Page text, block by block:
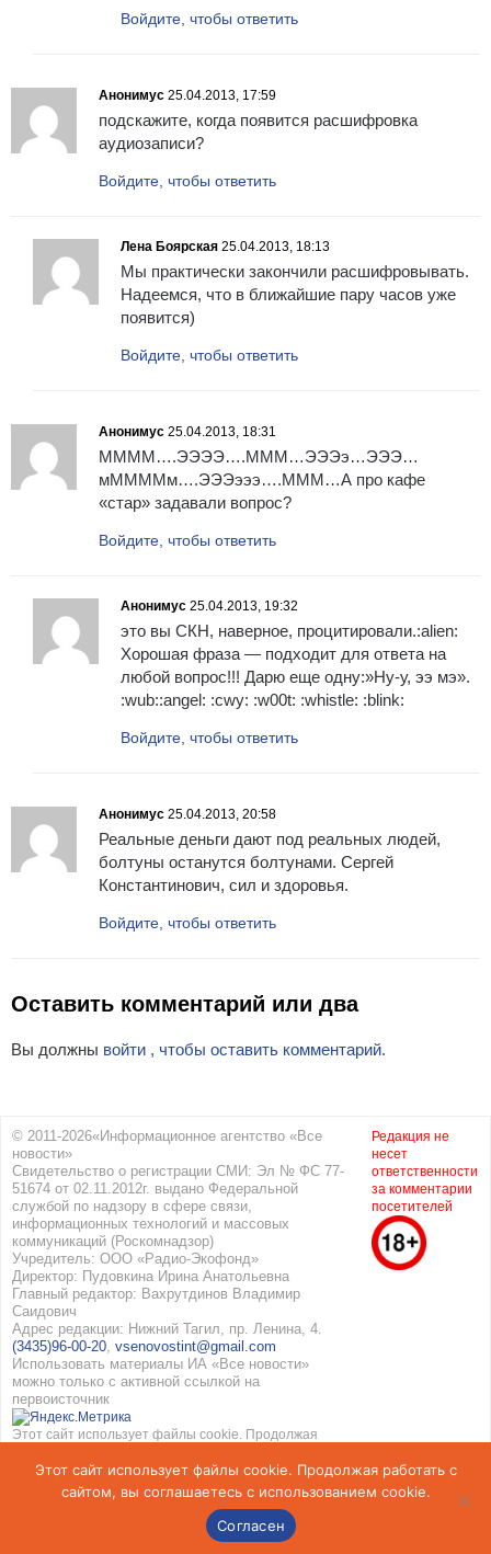
Войдите, чтобы ответить
Анонимус 25.04.2013, 17:59
подскажите, когда появится расшифровка
аудиозаписи?
Войдите, чтобы ответить
Лена Боярская 25.04.2013, 18:13
Мы практически закончили расшифровывать.
Надеемся, что в ближайшие пару часов уже
появится)
Войдите, чтобы ответить
Анонимус 25.04.2013, 18:31
ММММ….ЭЭЭЭ….МММ…ЭЭЭэ…ЭЭЭ…
мММММм….ЭЭЭэээ….МММ…А про кафе
«стар» задавали вопрос?
Войдите, чтобы ответить
Анонимус 25.04.2013, 19:32
это вы СКН, наверное, процитировали.:alien:
Хорошая фраза — подходит для ответа на
любой вопрос!!! Дарю еще одну:»Ну-у, ээ мэ».
:wub::angel: :cwy: :w00t: :whistle: :blink:
Войдите, чтобы ответить
Анонимус 25.04.2013, 20:58
Реальные деньги дают под реальных людей,
болтуны останутся болтунами. Сергей
Константинович, сил и здоровья.
Войдите, чтобы ответить
Оставить комментарий или два
Вы должны войти , чтобы оставить комментарий.
© 2011-2026«Информационное агентство «Все
новости»
Свидетельство о регистрации СМИ: Эл № ФС 77-
51674 от 02.11.2012г. выдано Федеральной
службой по надзору в сфере связи,
информационных технологий и массовых
коммуникаций (Роскомнадзор)
Учредитель: ООО «Радио-Экофонд»
Директор: Пудовкина Ирина Анатольевна
Главный редактор: Вахрутдинов Владимир
Саидович
Адрес редакции: Нижний Тагил, пр. Ленина, 4.
(3435)96-00-20, vsenovostint@gmail.com
Использовать материалы ИА «Все новости»
можно только с активной ссылкой на
первоисточник
Этот сайт использует файлы cookie. Продолжая
использованием cookie. Подробнее вПолитике
конфиденциальностииСоглашение об обработке
персональных данных
Редакция не
несет
ответственности
за комментарии
посетителей
Этот сайт использует файлы cookie. Продолжая работать с
сайтом, вы соглашаетесь с использованием cookie.
Согласен